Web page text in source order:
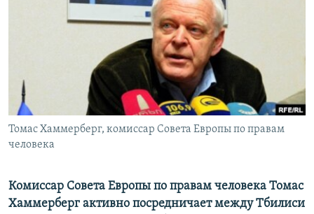
РАСПИСАНИЕ ВЕЩАНИЯ
ПОДПИШИТЕСЬ НА РАССЫЛКУ
СОЦИАЛЬНЫЕ СЕТИ
Томас Хаммерберг, комиссар Совета Европы по правам
человека
Комиссар Совета Европы по правам человека Томас
Хаммерберг активно посредничает между Тбилиси